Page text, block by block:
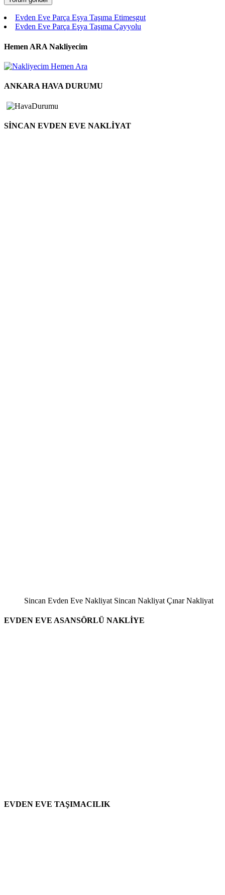
Evden Eve Parça Eşya Taşıma Etimesgut
Evden Eve Parça Eşya Taşıma Çayyolu
Hemen ARA Nakliyecim
ANKARA HAVA DURUMU
SİNCAN EVDEN EVE NAKLİYAT
Sincan Evden Eve Nakliyat Sincan Nakliyat Çınar Nakliyat
EVDEN EVE ASANSÖRLÜ NAKLİYE
EVDEN EVE TAŞIMACILIK